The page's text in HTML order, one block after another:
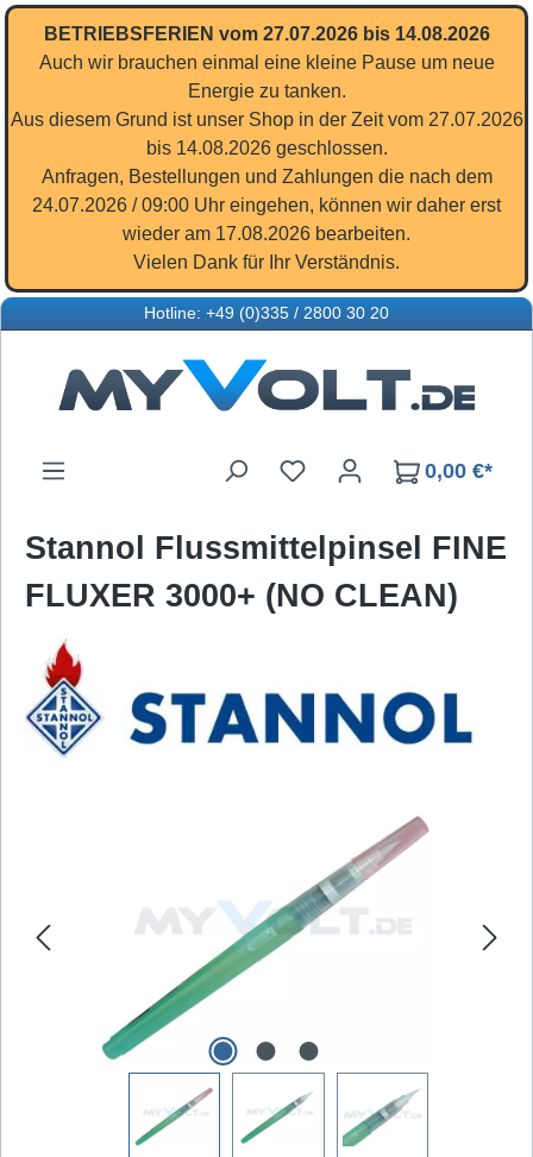
Zum Hauptinhalt springen
BETRIEBSFERIEN vom 27.07.2026 bis 14.08.2026
Auch wir brauchen einmal eine kleine Pause um neue
Energie zu tanken.
Aus diesem Grund ist unser Shop in der Zeit vom 27.07.2026
bis 14.08.2026 geschlossen.
Anfragen, Bestellungen und Zahlungen die nach dem
24.07.2026 / 09:00 Uhr eingehen, können wir daher erst
wieder am 17.08.2026 bearbeiten.
Vielen Dank für Ihr Verständnis.
Hotline: +49 (0)335 / 2800 30 20
Du hast 0 Produkte auf
0,00 €*
Stannol Flussmittelpinsel FINE
FLUXER 3000+ (NO CLEAN)